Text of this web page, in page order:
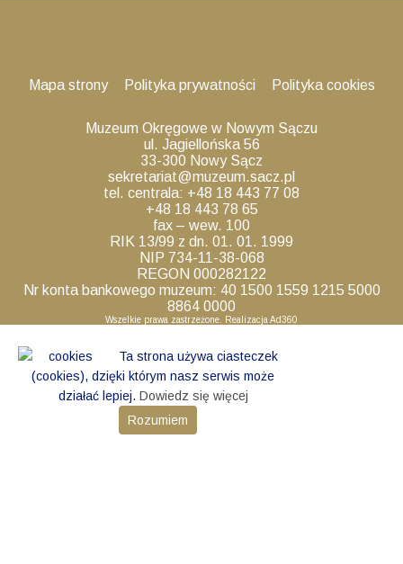
Mapa strony Polityka prywatności Polityka cookies
Muzeum Okręgowe w Nowym Sączu
ul. Jagiellońska 56
33-300 Nowy Sącz
sekretariat@muzeum.sacz.pl
tel. centrala: +48 18 443 77 08
+48 18 443 78 65
fax – wew. 100
RIK 13/99 z dn. 01. 01. 1999
NIP 734-11-38-068
REGON 000282122
Nr konta bankowego muzeum: 40 1500 1559 1215 5000
8864 0000
Wszelkie prawa zastrzeżone. Realizacja Ad360
Ta strona używa ciasteczek
(cookies), dzięki którym nasz serwis może
działać lepiej. Dowiedz się więcej
Rozumiem